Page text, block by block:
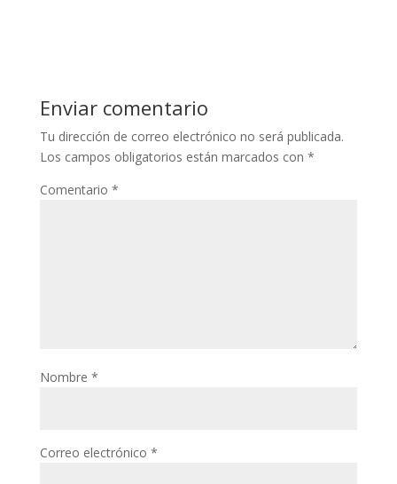
Enviar comentario
Tu dirección de correo electrónico no será publicada.
Los campos obligatorios están marcados con *
Comentario *
Nombre *
Correo electrónico *